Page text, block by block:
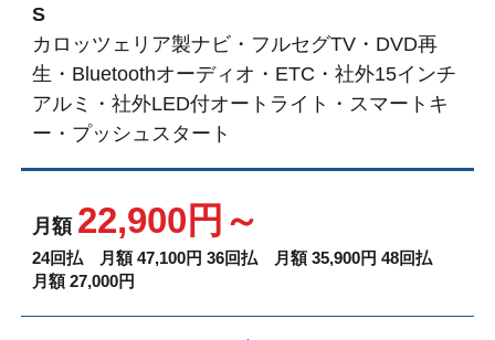
S
カロッツェリア製ナビ・フルセグTV・DVD再
生・Bluetoothオーディオ・ETC・社外15インチ
アルミ・社外LED付オートライト・スマートキ
ー・プッシュスタート
月額 22,900円～
24回払 月額 47,100円 36回払 月額 35,900円 48回払
月額 27,000円